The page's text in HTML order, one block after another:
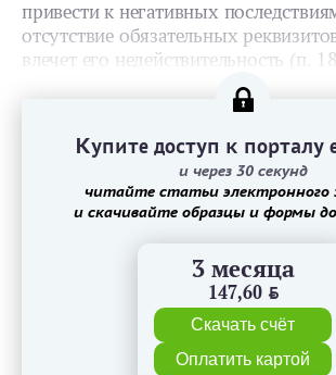
привести к негативных
отсутствие обязательных
влечет его недействительность (п.
Купите доступ к порталу
и через 30 секунд
читайте статьи электронного
и скачивайте образцы и формы
3 месяца
147,60 BYN
Скачать счёт
Оплатить картой